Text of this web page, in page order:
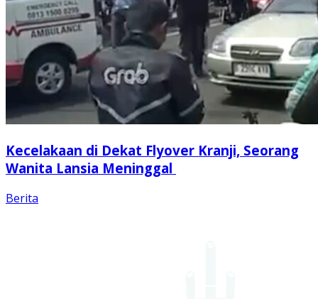
Kecelakaan di Dekat Flyover Kranji, Seorang
Wanita Lansia Meninggal
Berita